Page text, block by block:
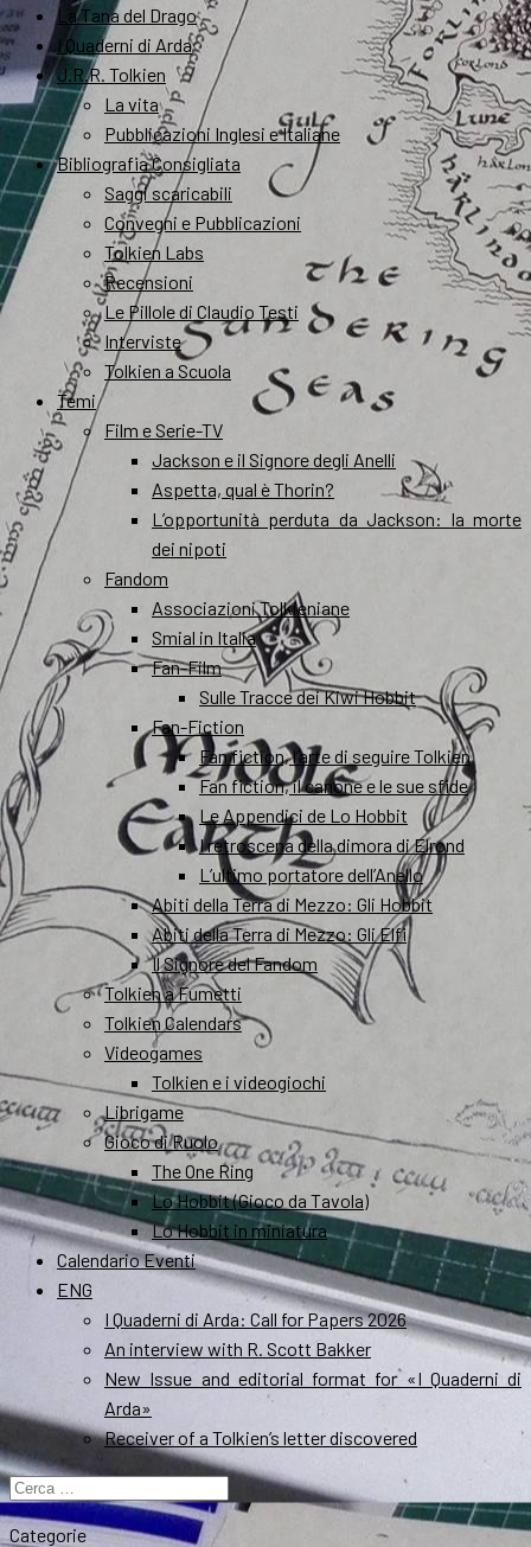
La Tana del Drago
I Quaderni di Arda
J.R.R. Tolkien
La vita
Pubblicazioni Inglesi e Italiane
Bibliografia Consigliata
Saggi scaricabili
Convegni e Pubblicazioni
Tolkien Labs
Recensioni
Le Pillole di Claudio Testi
Interviste
Tolkien a Scuola
Temi
Film e Serie-TV
Jackson e il Signore degli Anelli
Aspetta, qual è Thorin?
L’opportunità perduta da Jackson: la morte
dei nipoti
Fandom
Associazioni Tolkieniane
Smial in Italia
Fan-Film
Sulle Tracce dei Kiwi Hobbit
Fan-Fiction
Fan fiction, l’arte di seguire Tolkien
Fan fiction, il canone e le sue sfide
Le Appendici de Lo Hobbit
I retroscena della dimora di Elrond
L’ultimo portatore dell’Anello
Abiti della Terra di Mezzo: Gli Hobbit
Abiti della Terra di Mezzo: Gli Elfi
Il Signore del Fandom
Tolkien a Fumetti
Tolkien Calendars
Videogames
Tolkien e i videogiochi
Librigame
Gioco di Ruolo
The One Ring
Lo Hobbit (Gioco da Tavola)
Lo Hobbit in miniatura
Calendario Eventi
ENG
I Quaderni di Arda: Call for Papers 2026
An interview with R. Scott Bakker
New Issue and editorial format for «I Quaderni di
Arda»
Receiver of a Tolkien’s letter discovered
Ricerca
per:
Categorie